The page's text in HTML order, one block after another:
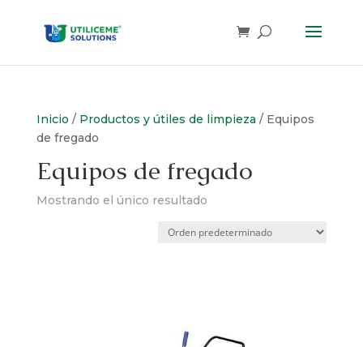
Inicio / Productos y útiles de limpieza / Equipos
de fregado
Equipos de fregado
Mostrando el único resultado